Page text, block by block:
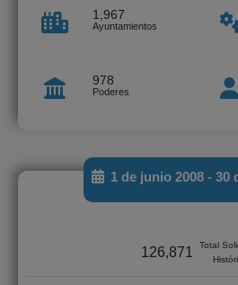
1,967
Ayuntamientos
978
Poderes
1 de junio 2008 - 30
126,871
Total